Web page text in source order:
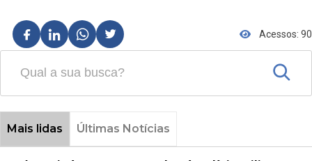
Acessos: 90
Mais lidas Últimas Notícias